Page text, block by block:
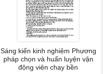
Sáng kiến kinh nghiệm Phương
pháp chọn và huấn luyện vận
động viên chạy bền